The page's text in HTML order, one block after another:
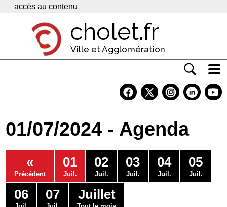
Panneau de gestion des cookies
accès au contenu
cholet.fr
Ville et Agglomération
Economie
Services
Contacts
01/07/2024 - Agenda
«
Précédent
01
Juil.
02
Juil.
03
Juil.
04
Juil.
05
Juil.
06 07 Juillet